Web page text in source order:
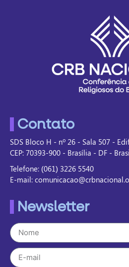
Contato
SDS Bloco H - nº 26 - Sala 507 -
CEP: 70393-900 - Brasília - DF -
Telefone: (061) 3226 5540
E-mail:
Newsletter